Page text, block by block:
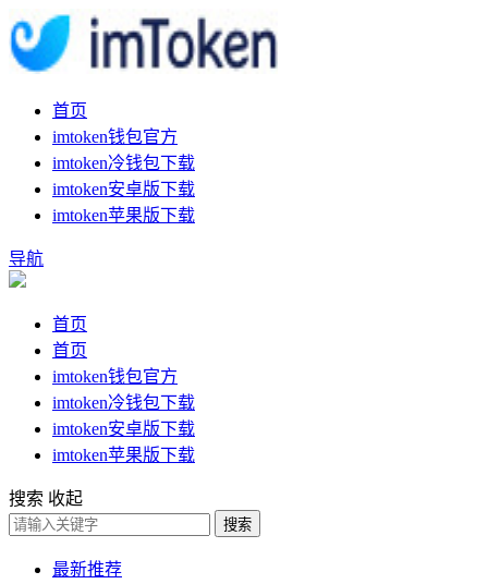
首页
imtoken钱包官方
imtoken冷钱包下载
imtoken安卓版下载
imtoken苹果版下载
导航
首页
首页
imtoken钱包官方
imtoken冷钱包下载
imtoken安卓版下载
imtoken苹果版下载
搜索 收起
搜索
最新推荐